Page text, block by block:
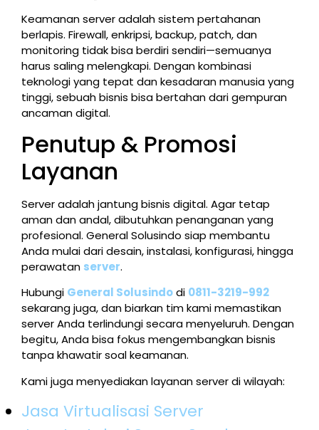
Keamanan server adalah sistem pertahanan
berlapis. Firewall, enkripsi, backup, patch, dan
monitoring tidak bisa berdiri sendiri—semuanya
harus saling melengkapi. Dengan kombinasi
teknologi yang tepat dan kesadaran manusia yang
tinggi, sebuah bisnis bisa bertahan dari gempuran
ancaman digital.
Penutup & Promosi
Layanan
Server adalah jantung bisnis digital. Agar tetap
aman dan andal, dibutuhkan penanganan yang
profesional. General Solusindo siap membantu
Anda mulai dari desain, instalasi, konfigurasi, hingga
perawatan server.
Hubungi General Solusindodi 0811-3219-992
sekarang juga, dan biarkan tim kami memastikan
server Anda terlindungi secara menyeluruh. Dengan
begitu, Anda bisa fokus mengembangkan bisnis
tanpa khawatir soal keamanan.
Kami juga menyediakan layanan server di wilayah:
Jasa Virtualisasi Server